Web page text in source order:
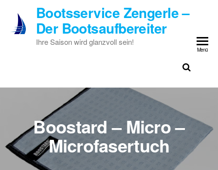
Inhalt
springen
Bootsservice Zengerle –
Der Bootsaufbereiter
Ihre Saison wird glanzvoll sein!
Menü
Boostard – Micro –
Microfasertuch